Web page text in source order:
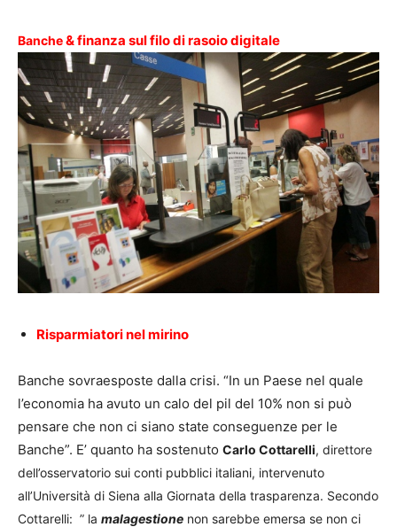
Banche& finanza sul filo di rasoio digitale
Risparmiatori nel mirino
Banche sovraesposte dalla crisi. “In un Paese nel quale
l’economia ha avuto un calo del pil del 10% non si può
pensare che non ci siano state conseguenze per le
Banche”. E’ quanto ha sostenuto Carlo Cottarelli, direttore
dell’osservatorio sui conti pubblici italiani, intervenuto
all’Università di Siena alla Giornata della trasparenza. Secondo
Cottarelli: ” la malagestione non sarebbe emersa se non ci